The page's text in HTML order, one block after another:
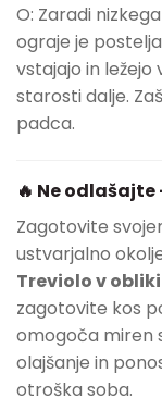
O: Zaradi
ograje je
vstajajo in
starosti dalje.
padca.
🔥 Ne
Zagotovite
ustvarjalno
Treviolo v
zagotovite kos
omogoča miren
olajšanje in
otroška soba.